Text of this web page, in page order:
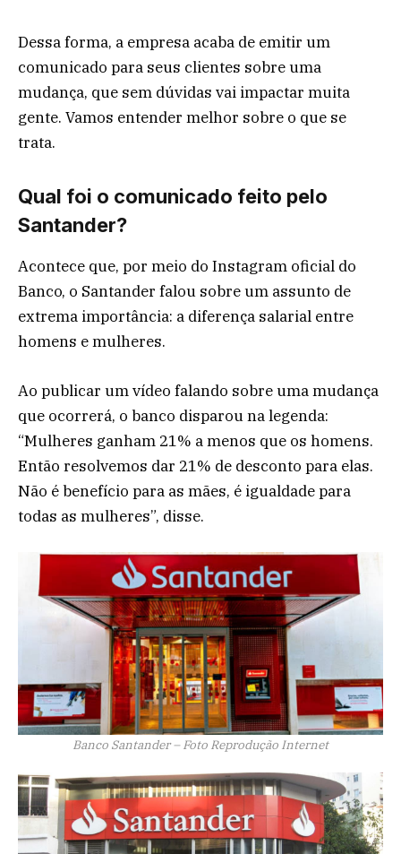
Dessa forma, a empresa acaba de emitir um
comunicado para seus clientes sobre uma
mudança, que sem dúvidas vai impactar muita
gente. Vamos entender melhor sobre o que se
trata.
Qual foi o comunicado feito pelo
Santander?
Acontece que, por meio do Instagram oficial do
Banco, o Santander falou sobre um assunto de
extrema importância: a diferença salarial entre
homens e mulheres.
Ao publicar um vídeo falando sobre uma mudança
que ocorrerá, o banco disparou na legenda:
“Mulheres ganham 21% a menos que os homens.
Então resolvemos dar 21% de desconto para elas.
Não é benefício para as mães, é igualdade para
todas as mulheres”, disse.
Banco Santander – Foto Reprodução Internet